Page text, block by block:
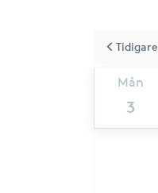
Mån
3
Tidigare